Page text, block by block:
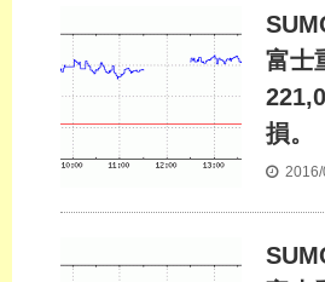
富士
損。
2016/